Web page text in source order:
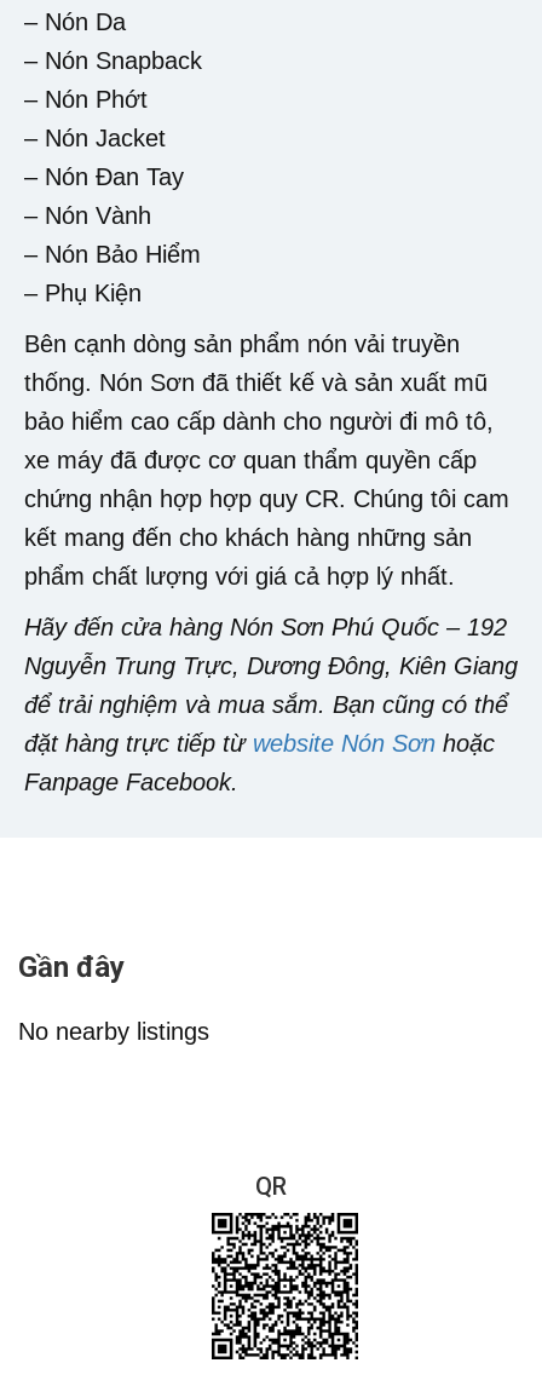
– Nón Da
– Nón Snapback
– Nón Phớt
– Nón Jacket
– Nón Đan Tay
– Nón Vành
– Nón Bảo Hiểm
– Phụ Kiện
Bên cạnh dòng sản phẩm nón vải truyền
thống. Nón Sơn đã thiết kế và sản xuất mũ
bảo hiểm cao cấp dành cho người đi mô tô,
xe máy đã được cơ quan thẩm quyền cấp
chứng nhận hợp hợp quy CR. Chúng tôi cam
kết mang đến cho khách hàng những sản
phẩm chất lượng với giá cả hợp lý nhất.
Hãy đến cửa hàng Nón Sơn Phú Quốc – 192
Nguyễn Trung Trực, Dương Đông, Kiên Giang
để trải nghiệm và mua sắm. Bạn cũng có thể
đặt hàng trực tiếp từ website Nón Sơn hoặc
Fanpage Facebook.
Gần đây
No nearby listings
QR